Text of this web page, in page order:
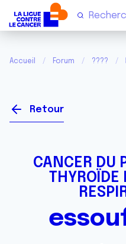
Accueil Forum ????
Retour
CANCER DU
THYROÏDE